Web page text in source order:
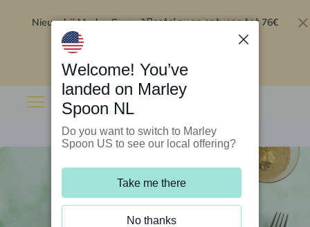
Nieuw bij Marley Spoon?Bestel nu en ontvang tot 76€
Welcome! You’ve
landed on Marley
Spoon NL
Do you want to switch to Marley
Spoon US to see our local offering?
Take me there
No thanks